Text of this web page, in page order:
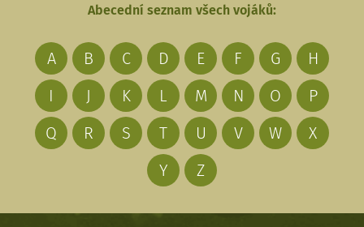
Abecední seznam všech vojáků:
A B C D E F G
H
I
J K L M N O
P
Q
R S T U V W
X
Y
Z